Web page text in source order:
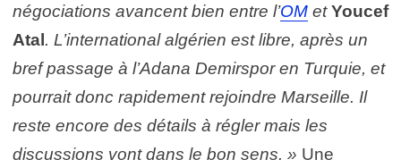
négociations avancent bien entre l’OM etYoucef
Atal. L’international algérien est libre, après un
bref passage à l’Adana Demirspor en Turquie, et
pourrait donc rapidement rejoindre Marseille. Il
reste encore des détails à régler mais les
discussions vont dans le bon sens. » Une